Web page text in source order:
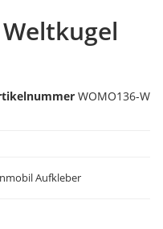
WOMO136-W
Aufkleber